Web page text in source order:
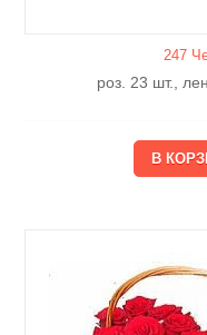
247
роз. 23 шт.,